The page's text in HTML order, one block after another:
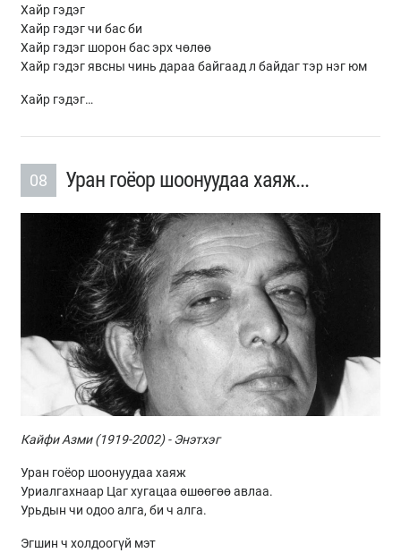
Хайр гэдэг
Хайр гэдэг чи бас би
Хайр гэдэг шорон бас эрх чөлөө
Хайр гэдэг явсны чинь дараа байгаад л байдаг тэр нэг юм
Хайр гэдэг…
08 Уран гоёор шоонуудаа хаяж...
Кайфи Азми (1919-2002) - Энэтхэг
Уран гоёор шоонуудаа хаяж
Уриалгахнаар Цаг хугацаа өшөөгөө авлаа.
Урьдын чи одоо алга, би ч алга.
Эгшин ч холдоогүй мэт